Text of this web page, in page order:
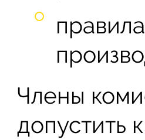
Члены
допустить